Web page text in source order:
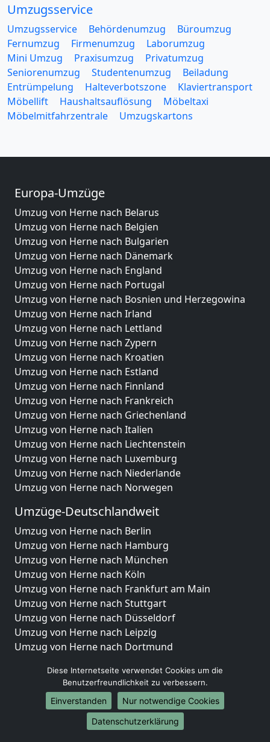
Umzugsservice
Umzugsservice Behördenumzug
Büroumzug
Fernumzug
Firmenumzug
Laborumzug
Mini Umzug
Praxisumzug
Privatumzug
Seniorenumzug
Studentenumzug
Beiladung
Entrümpelung
Halteverbotszone
Klaviertransport
Möbellift
Haushaltsauflösung
Möbeltaxi
Möbelmitfahrzentrale
Umzugskartons
Europa-Umzüge
Umzug von Herne nach Belarus
Umzug von Herne nach Belgien
Umzug von Herne nach Bulgarien
Umzug von Herne nach Dänemark
Umzug von Herne nach England
Umzug von Herne nach Portugal
Umzug von Herne nach Bosnien und Herzegowina
Umzug von Herne nach Irland
Umzug von Herne nach Lettland
Umzug von Herne nach Zypern
Umzug von Herne nach Kroatien
Umzug von Herne nach Estland
Umzug von Herne nach Finnland
Umzug von Herne nach Frankreich
Umzug von Herne nach Griechenland
Umzug von Herne nach Italien
Umzug von Herne nach Liechtenstein
Umzug von Herne nach Luxemburg
Umzug von Herne nach Niederlande
Umzug von Herne nach Norwegen
Umzüge-Deutschlandweit
Umzug von Herne nach Berlin
Umzug von Herne nach Hamburg
Umzug von Herne nach München
Umzug von Herne nach Köln
Umzug von Herne nach Frankfurt am Main
Umzug von Herne nach Stuttgart
Umzug von Herne nach Düsseldorf
Umzug von Herne nach Leipzig
Umzug von Herne nach Dortmund
Umzug von Herne nach Bremen
Umzug von Herne nach Dresden
Umzug von Herne nach Hannover
Umzug von Herne nach Nürnberg
Umzug von Herne nach Duisburg
Diese Internetseite verwendet Cookies um die
Benutzerfreundlichkeit zu verbessern.
Einverstanden
Nur notwendige Cookies
Datenschutzerklärung